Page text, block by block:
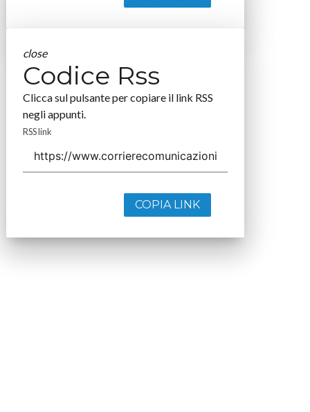
close
Codice Rss
Clicca sul pulsante per copiare il link RSS
negli appunti.
RSS link
COPIA LINK